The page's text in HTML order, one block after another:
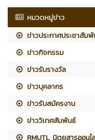
หมวดหมู่ข่าว
ข่าวประกาศประชาสัม
ข่าวกิจกรรม
ข่าวรับรางวัล
ข่าวบุคลากร
ข่าวรับสมัครงาน
ข่าววิเทศสัมพันธ์
RMUTL นิตยสารออนไ